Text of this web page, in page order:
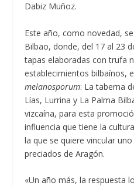
Dabiz Muñoz.
Este año, como novedad,
Bilbao, donde, del 17 al 23
tapas elaboradas con trufa
establecimientos bilbaínos,
melanosporum: La taberna
Lías, Lurrina y La Palma
vizcaína, para esta
influencia que tiene la
la que se quiere vincular
preciados de Aragón.
«Un año más, la respuesta